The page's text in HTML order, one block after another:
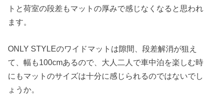
トと荷室の段差もマットの厚みで感じなくなると思われ
ます。
ONLY STYLEのワイドマットは隙間、段差解消が狙え
て、幅も100cmあるので、大人二人で車中泊を楽しむ時
にもマットのサイズは十分に感じられるのではないでし
ょうか。